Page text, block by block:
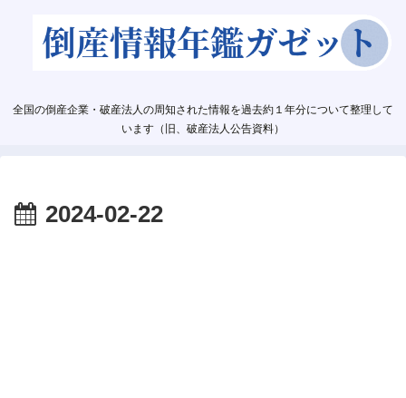
全国の倒産企業・破産法人の周知された情報を過去約１年分について整理して
います（旧、破産法人公告資料）
2024-02-22